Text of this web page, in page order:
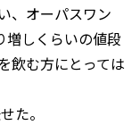
、オーパスワン
増しくらいの値段
飲む方にとっては
た。